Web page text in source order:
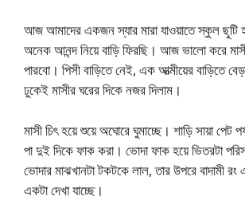
আজ আমাদের একজন স্যার মারা যাওয়াতে স্কুল ছুটি
অনেক আনন্দ নিয়ে বাড়ি ফিরছি। আজ ভালো করে
পারবো। পিসী বাড়িতে নেই, এক আত্মীয়ের বাড়িতে
ঢুকেই মাসীর ঘরের দিকে নজর দিলাম।
মাসী চিৎ হয়ে শুয়ে অঘোরে ঘুমাচ্ছে। শাড়ি সায়া পেট
পা দুই দিকে ফাক করা। ভোদা ফাক হয়ে ভিতরটা
ভোদার মাঝখানটা টকটকে লাল, তার উপরে বাদামী
একটা দেখা যাচ্ছে।